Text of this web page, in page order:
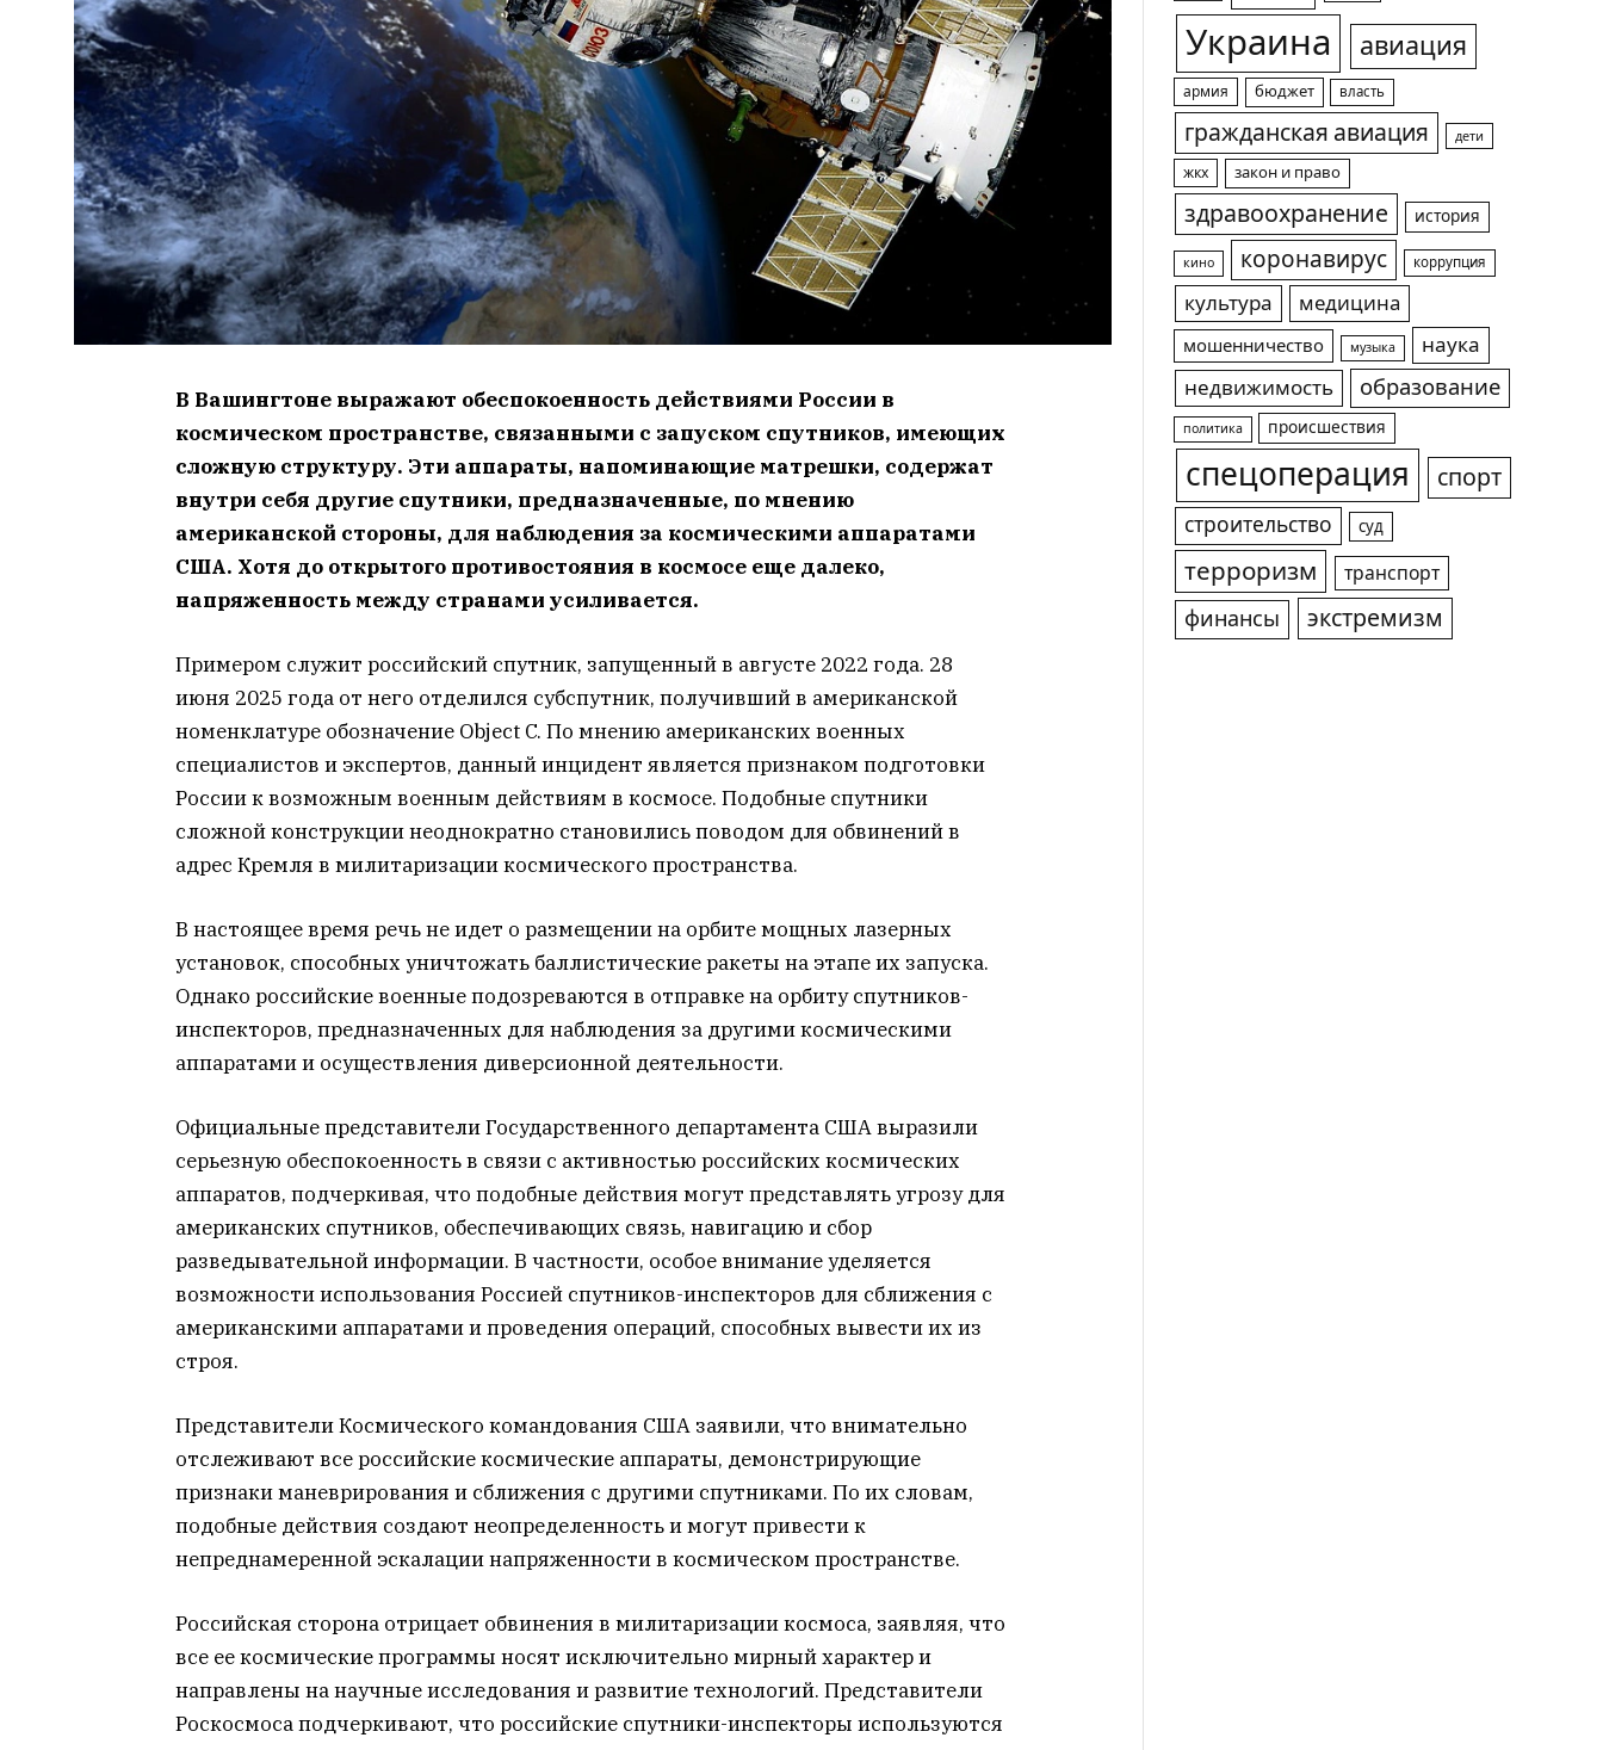
В Вашингтоне выражают обеспокоенность действиями России в
космическом пространстве, связанными с запуском спутников, имеющих
сложную структуру. Эти аппараты, напоминающие матрешки, содержат
внутри себя другие спутники, предназначенные, по мнению
американской стороны, для наблюдения за космическими аппаратами
США. Хотя до открытого противостояния в космосе еще далеко,
напряженность между странами усиливается.
Примером служит российский спутник, запущенный в августе 2022 года. 28
июня 2025 года от него отделился субспутник, получивший в американской
номенклатуре обозначение Object C. По мнению американских военных
специалистов и экспертов, данный инцидент является признаком подготовки
России к возможным военным действиям в космосе. Подобные спутники
сложной конструкции неоднократно становились поводом для обвинений в
адрес Кремля в милитаризации космического пространства.
В настоящее время речь не идет о размещении на орбите мощных лазерных
установок, способных уничтожать баллистические ракеты на этапе их запуска.
Однако российские военные подозреваются в отправке на орбиту спутников-
инспекторов, предназначенных для наблюдения за другими космическими
аппаратами и осуществления диверсионной деятельности.
Официальные представители Государственного департамента США выразили
серьезную обеспокоенность в связи с активностью российских космических
аппаратов, подчеркивая, что подобные действия могут представлять угрозу для
американских спутников, обеспечивающих связь, навигацию и сбор
разведывательной информации. В частности, особое внимание уделяется
возможности использования Россией спутников-инспекторов для сближения с
американскими аппаратами и проведения операций, способных вывести их из
строя.
Представители Космического командования США заявили, что внимательно
отслеживают все российские космические аппараты, демонстрирующие
признаки маневрирования и сближения с другими спутниками. По их словам,
подобные действия создают неопределенность и могут привести к
непреднамеренной эскалации напряженности в космическом пространстве.
Российская сторона отрицает обвинения в милитаризации космоса, заявляя, что
все ее космические программы носят исключительно мирный характер и
направлены на научные исследования и развитие технологий. Представители
Роскосмоса подчеркивают, что российские спутники-инспекторы используются
Украина авиация
армия бюджет власть
гражданская авиация дети
жкх закон и право
здравоохранение история
кино коронавирус коррупция
культура медицина
мошенничество музыка
наука
недвижимость
образование
политика происшествия
спецоперация спорт
строительство суд
терроризм транспорт
финансы экстремизм